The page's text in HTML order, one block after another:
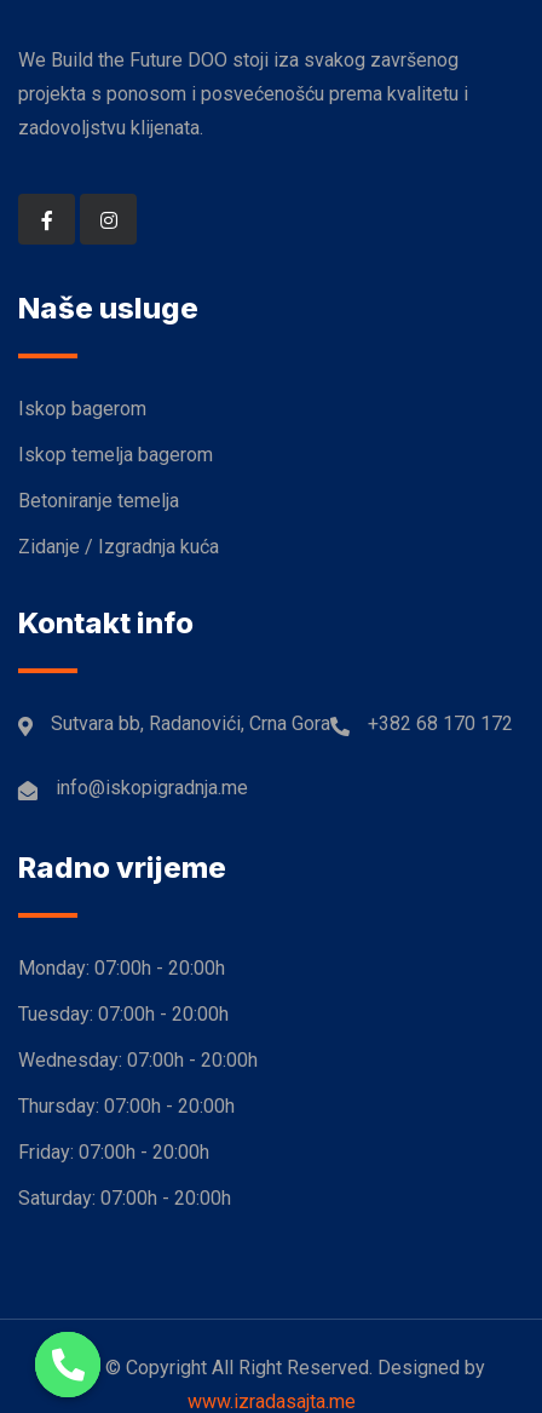
We Build the Future DOO stoji iza svakog završenog
projekta s ponosom i posvećenošću prema kvalitetu i
zadovoljstvu klijenata.
Naše usluge
Iskop bagerom
Iskop temelja bagerom
Betoniranje temelja
Zidanje / Izgradnja kuća
Kontakt info
Sutvara bb, Radanovići, Crna Gora +382 68 170 172
info@iskopigradnja.me
Radno vrijeme
Monday: 07:00h - 20:00h
Tuesday: 07:00h - 20:00h
Wednesday: 07:00h - 20:00h
Thursday: 07:00h - 20:00h
Friday: 07:00h - 20:00h
Saturday: 07:00h - 20:00h
2023 © Copyright All Right Reserved. Designed by
www.izradasajta.me